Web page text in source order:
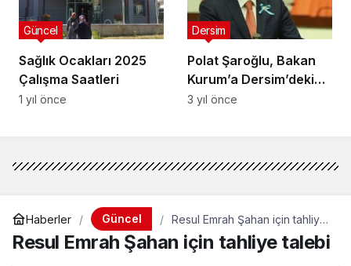
Sağlık Ocakları 2025
Çalışma Saatleri
Güncel
1 yıl önce
Polat Şaroğlu, Bakan
Kurum’a Dersim’deki
kerpiç evleri ve riskli
Dersim
3 yıl önce
Haberler Güncel
Resul Emrah Şahan için tahliye
talebi
Resul Emrah Şahan için tahliye talebi